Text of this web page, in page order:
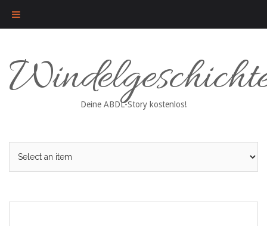
content
Deine ABDL-Story kostenlos!